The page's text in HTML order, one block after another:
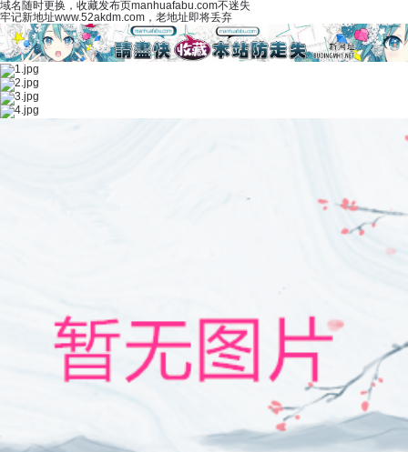
域名随时更换，收藏发布页manhuafabu.com不迷失
牢记新地址www.52akdm.com，老地址即将丢弃